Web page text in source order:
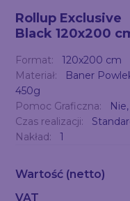
Rollup Exclusive
Black 120x200
Format:
120x200 cm
Materiał:
Baner
450g
Pomoc Graficzna:
Czas realizacji:
Nakład:
1
Wartość (netto)
VAT